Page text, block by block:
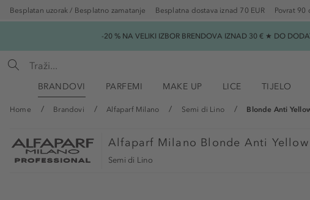
Besplatan uzorak / Besplatno zamatanje Besplatna dostava iznad 70 EUR Povrat 90
-20 % NA VELIKI IZBOR BRENDOVA IZNAD 30 € ★ DO
BRANDOVI PARFEMI MAKE UP LICE TIJELO
Home Brandovi Alfaparf Milano Semi di Lino Blonde Anti
Alfaparf Milano Blonde Anti
Semi di Lino